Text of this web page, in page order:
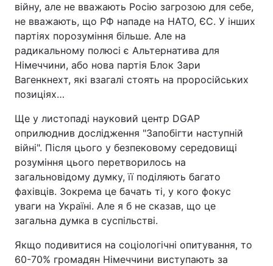
війну, але не вважають Росію загрозою для себе,
не вважають, що РФ нападе на НАТО, ЄС. У інших
партіях порозуміння більше. Але на
радикальному полюсі є Альтернатива для
Німеччини, або нова партія Блок Зари
Вагенкнехт, які взагалі стоять на проросійських
позиціях…
Ще у листопаді науковий центр DGAP
оприлюднив дослідження "Запобігти наступній
війні". Після цього у безпековому середовищі
розуміння цього перетворилось на
загальновідому думку, її поділяють багато
фахівців. Зокрема це бачать ті, у кого фокус
уваги на Україні. Але я б не сказав, що це
загальна думка в суспільстві.
Якщо подивитися на соціологічні опитування, то
60-70% громадян Німеччини виступають за